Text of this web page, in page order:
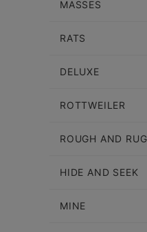
MASSES
RATS
DELUXE
ROTTWEILER
ROUGH AND
HIDE AND SEEK
MINE